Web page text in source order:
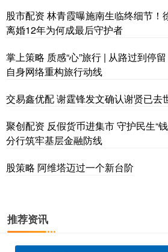
股市配资 林青霞曝施南生临终细节！
离婚12年为何成最后守护者
掌上策略 质感“心”旅行 | 从路过到停
自身网络重构旅行动线
交易鑫优配 谢霆锋发文确认谢贤已去
聚创配资 反假货币进集市 守护民生“
分行筑牢基层金融防线
股策略 阿维塔迈过一个新台阶
推荐资讯